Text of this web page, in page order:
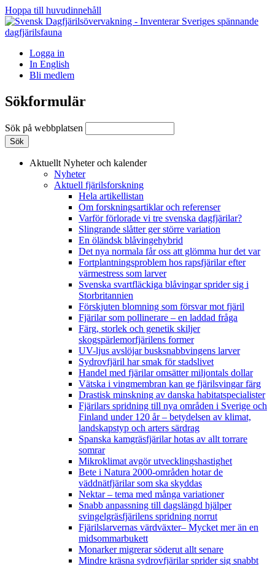
Hoppa till huvudinnehåll
Logga in
In English
Bli medlem
Sökformulär
Sök på webbplatsen
Aktuellt Nyheter och kalender
Nyheter
Aktuell fjärilsforskning
Hela artikellistan
Om forskningsartiklar och referenser
Varför förlorade vi tre svenska dagfjärilar?
Slingrande slåtter ger större variation
En öländsk blåvingehybrid
Det nya normala får oss att glömma hur det var
Fortplantningsproblem hos rapsfjärilar efter
värmestress som larver
Svenska svartfläckiga blåvingar sprider sig i
Storbritannien
Förskjuten blomning som försvar mot fjäril
Fjärilar som pollinerare – en laddad fråga
Färg, storlek och genetik skiljer
skogspärlemorfjärilens former
UV-ljus avslöjar busksnabbvingens larver
Sydrovfjäril har smak för stadslivet
Handel med fjärilar omsätter miljontals dollar
Vätska i vingmembran kan ge fjärilsvingar färg
Drastisk minskning av danska habitatspecialister
Fjärilars spridning till nya områden i Sverige och
Finland under 120 år– betydelsen av klimat,
landskapstyp och arters särdrag
Spanska kamgräsfjärilar hotas av allt torrare
somrar
Mikroklimat avgör utvecklingshastighet
Bete i Natura 2000-områden hotar de
väddnätfjärilar som ska skyddas
Nektar – tema med många variationer
Snabb anpassning till dagslängd hjälper
svingelgräsfjärilens spridning norrut
Fjärilslarvernas värdväxter– Mycket mer än en
midsommarbukett
Monarker migrerar söderut allt senare
Mindre kräsna sydrovfjärilar sprider sig snabbt